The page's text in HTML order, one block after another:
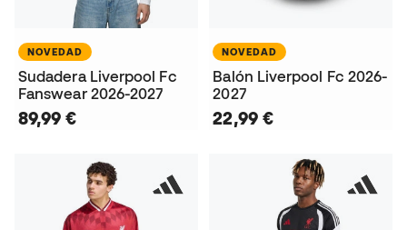
NOVEDAD
Sudadera Liverpool Fc
Fanswear 2026-2027
89,99 €
NOVEDAD
Balón Liverpool Fc 2026-
2027
22,99 €